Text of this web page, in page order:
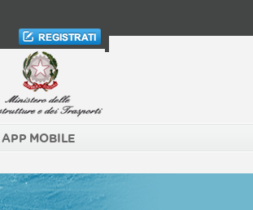
APP MOBILE